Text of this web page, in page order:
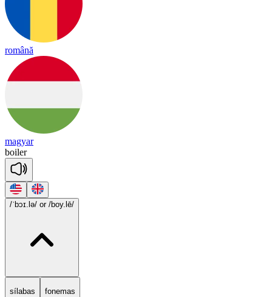
română
magyar
boiler
/ˈbɔɪ.lə/ or /boy.lē/
sílabas fonemas